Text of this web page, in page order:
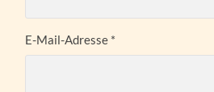
E-Mail-Adresse *